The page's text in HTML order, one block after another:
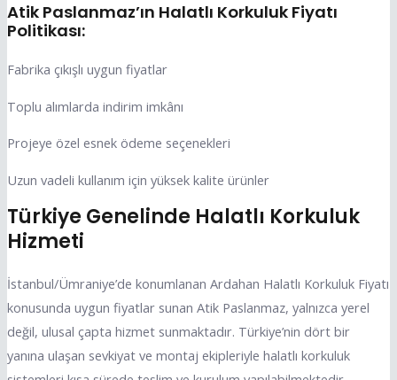
Atik Paslanmaz’ın Halatlı Korkuluk Fiyatı
Politikası:
Fabrika çıkışlı uygun fiyatlar
Toplu alımlarda indirim imkânı
Projeye özel esnek ödeme seçenekleri
Uzun vadeli kullanım için yüksek kalite ürünler
Türkiye Genelinde Halatlı Korkuluk
Hizmeti
İstanbul/Ümraniye’de konumlanan Ardahan Halatlı Korkuluk Fiyatı
konusunda uygun fiyatlar sunan Atik Paslanmaz, yalnızca yerel
değil, ulusal çapta hizmet sunmaktadır. Türkiye’nin dört bir
yanına ulaşan sevkiyat ve montaj ekipleriyle halatlı korkuluk